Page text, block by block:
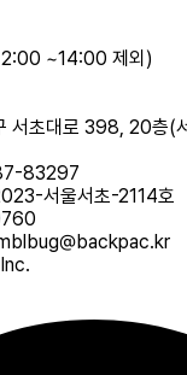
~14:00 제외)
서초대로 398, 20층(
83297
서울서초-2114호